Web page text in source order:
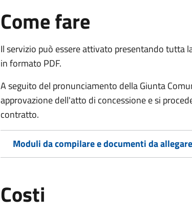
Come fare
Il servizio può essere attivato presentando tutta
in formato PDF.
A seguito del pronunciamento della Giunta
approvazione dell'atto di concessione e si
contratto.
Moduli da compilare e documenti da allegare
Costi